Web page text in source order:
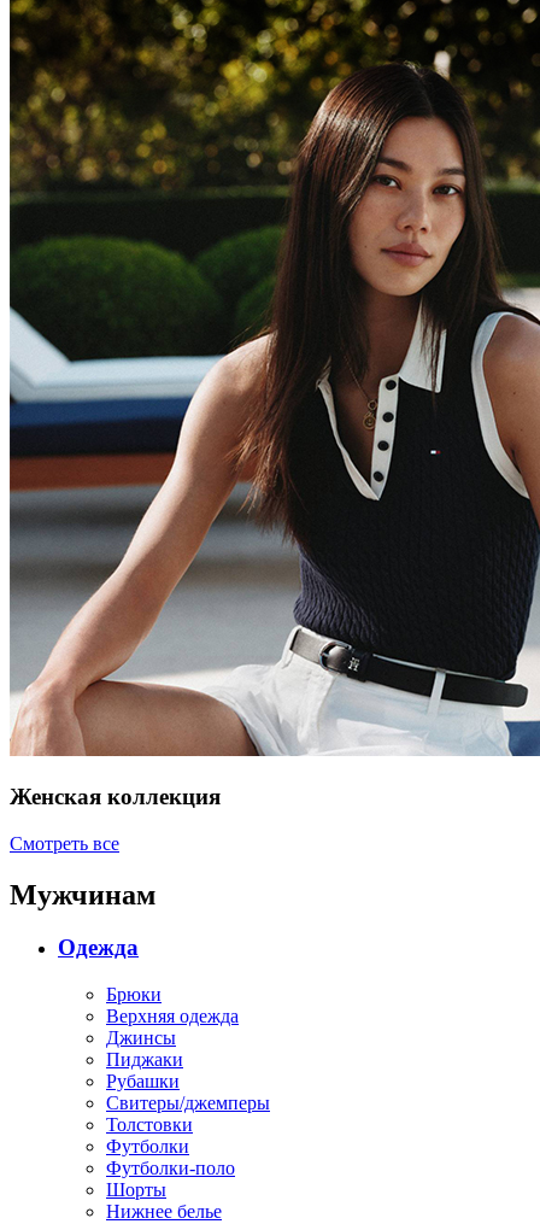
Женская коллекция
Смотреть все
Мужчинам
Одежда
Брюки
Верхняя одежда
Джинсы
Пиджаки
Рубашки
Свитеры/джемперы
Толстовки
Футболки
Футболки-поло
Шорты
Нижнее белье